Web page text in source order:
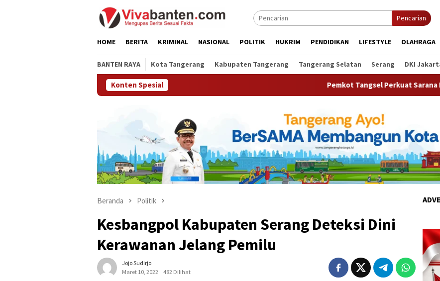
Pencarian
HOME BERITA KRIMINAL NASIONAL POLITIK HUKRIM PENDIDIKAN LIFESTYLE OLAHRAGA
BANTEN RAYA Kota Tangerang Kabupaten Tangerang Tangerang Selatan Serang DKI
Konten Spesial Pemkot Tangsel Perkuat Sarana PAUD, Dorong
Beranda Politik
Kesbangpol Kabupaten Serang Deteksi Dini
Kerawanan Jelang Pemilu
Jojo Sudirjo
Maret 10, 2022
482 Dilihat